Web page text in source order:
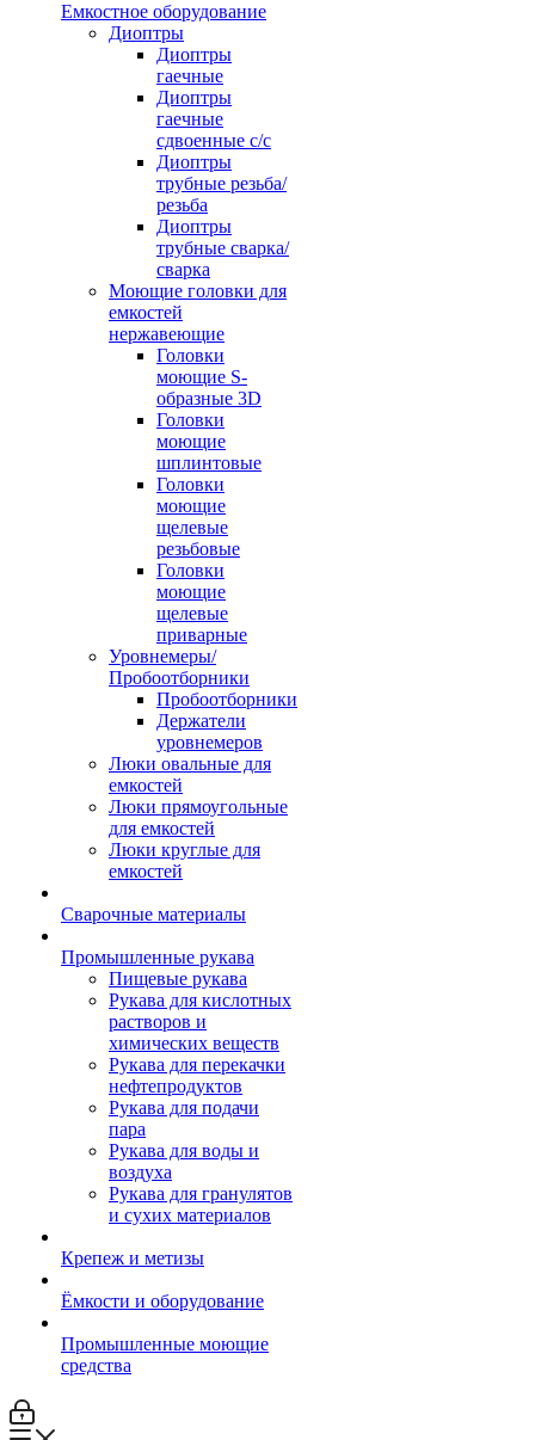
Емкостное оборудование
Диоптры
Диоптры
гаечные
Диоптры
гаечные
сдвоенные c/c
Диоптры
трубные резьба/
резьба
Диоптры
трубные сварка/
сварка
Моющие головки для
емкостей
нержавеющие
Головки
моющие S-
образные 3D
Головки
моющие
шплинтовые
Головки
моющие
щелевые
резьбовые
Головки
моющие
щелевые
приварные
Уровнемеры/
Пробоотборники
Пробоотборники
Держатели
уровнемеров
Люки овальные для
емкостей
Люки прямоугольные
для емкостей
Люки круглые для
емкостей
Сварочные материалы
Промышленные рукава
Пищевые рукава
Рукава для кислотных
растворов и
химических веществ
Рукава для перекачки
нефтепродуктов
Рукава для подачи
пара
Рукава для воды и
воздуха
Рукава для гранулятов
и сухих материалов
Крепеж и метизы
Ёмкости и оборудование
Промышленные моющие
средства